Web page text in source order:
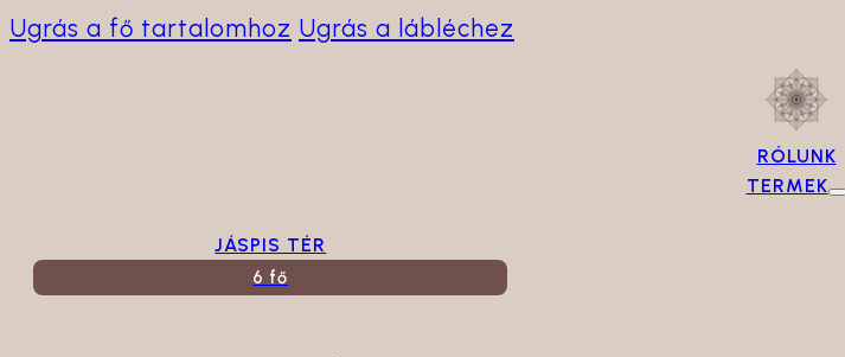
Ugrás a fő tartalomhoz Ugrás a lábléchez
RÓLUNK
TERMEK
JÁSPIS TÉR
6 fő